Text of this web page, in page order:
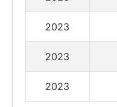
2023
2023
2023